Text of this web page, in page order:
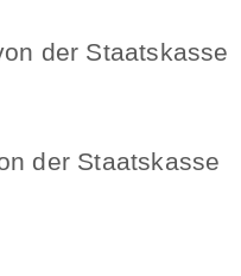
der Staatskasse
der Staatskasse